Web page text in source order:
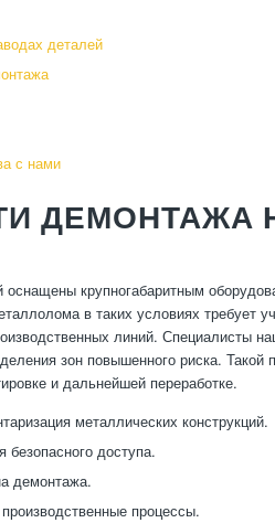
деталей
с нами
ДЕМОНТАЖА
оснащены крупногабаритным
в таких условиях требует
линий. Специалисты
зон повышенного риска.
и дальнейшей переработке.
металлических конструкций.
доступа.
демонтажа.
процессы.